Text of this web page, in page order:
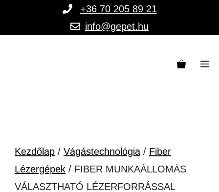
+36 70 205 89 21
info@gepet.hu
Kezdőlap / Vágástechnológia / Fiber
Lézergépek / FIBER MUNKAÁLLOMÁS
VÁLASZTHATÓ LÉZERFORRÁSSAL